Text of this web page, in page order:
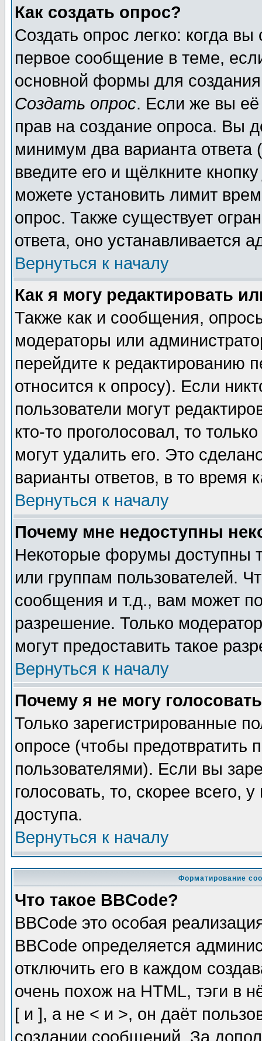
Как создать опрос?
Создать опрос легко: когда
первое сообщение в теме,
основной формы для
Создать опрос. Если же вы её
прав на создание опроса. Вы
минимум два варианта ответа
введите его и щёлкните
можете установить лимит
опрос. Также существует
ответа, оно устанавливается
Вернуться к началу
Как я могу редактировать
Также как и сообщения,
модераторы или
перейдите к редактированию
относится к опросу). Если
пользователи могут
кто-то проголосовал, то
могут удалить его. Это
варианты ответов, в то время
Вернуться к началу
Почему мне недоступны
Некоторые форумы доступны
или группам пользователей.
сообщения и т.д., вам может
разрешение. Только
могут предоставить такое
Вернуться к началу
Почему я не могу
Только зарегистрированные
опросе (чтобы предотвратить
пользователями). Если вы
голосовать, то, скорее всего,
доступа.
Вернуться к началу
Форматирование
Что такое BBCode?
BBCode это особая
BBCode определяется
отключить его в каждом
очень похож на HTML, тэги в
[ и ], а не < и >, он даёт
создании сообщений. За